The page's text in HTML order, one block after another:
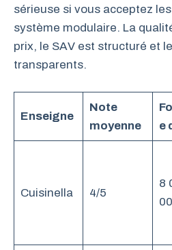
sérieuse si vous acceptez
système modulaire. La
prix, le SAV est structuré et
transparents.
Enseigne
Note
moyenne
e
Cuisinella 4/5
8